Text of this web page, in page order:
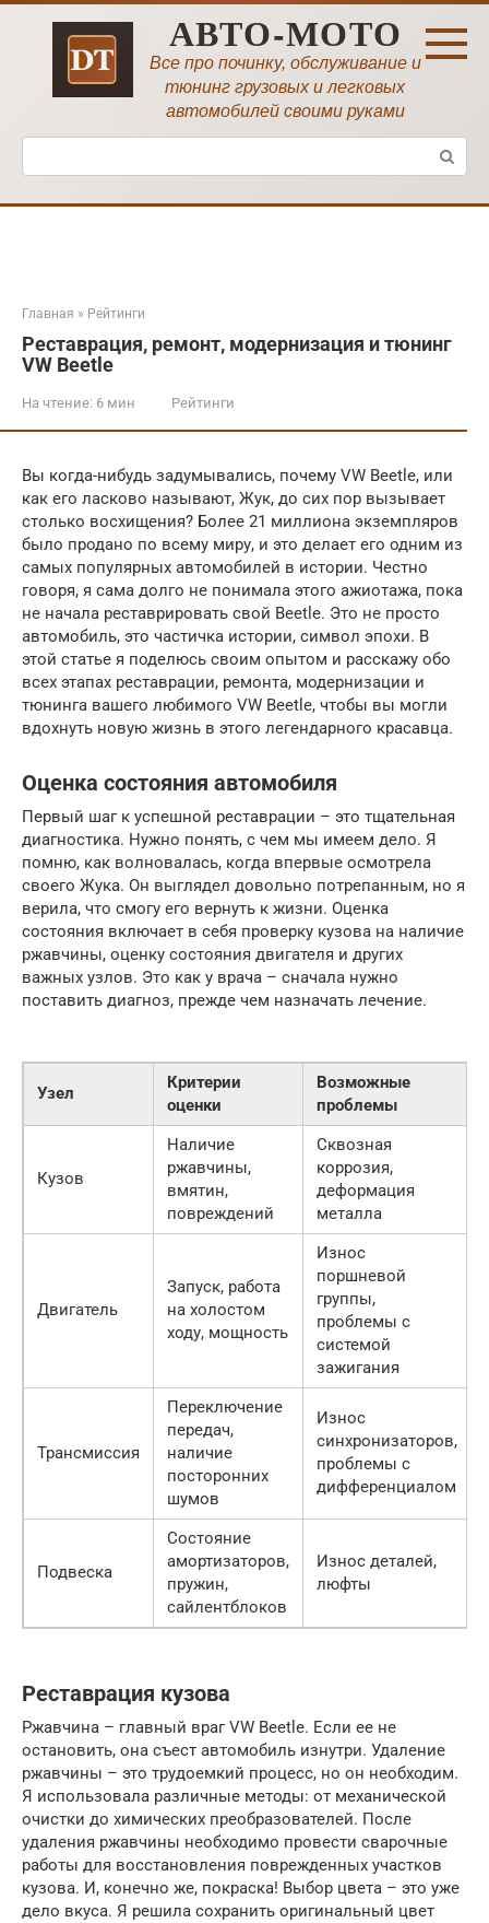
Перейти
АВТО-МОТО
Все про починку, обслуживание и
тюнинг грузовых и легковых
автомобилей своими руками
Поиск:
Главная » Рейтинги
Реставрация, ремонт, модернизация и тюнинг
VW Beetle
На чтение: 6 мин Рейтинги
Вы когда-нибудь задумывались, почему VW Beetle, или
как его ласково называют, Жук, до сих пор вызывает
столько восхищения? Более 21 миллиона экземпляров
было продано по всему миру, и это делает его одним из
самых популярных автомобилей в истории. Честно
говоря, я сама долго не понимала этого ажиотажа, пока
не начала реставрировать свой Beetle. Это не просто
автомобиль, это частичка истории, символ эпохи. В
этой статье я поделюсь своим опытом и расскажу обо
всех этапах реставрации, ремонта, модернизации и
тюнинга вашего любимого VW Beetle, чтобы вы могли
вдохнуть новую жизнь в этого легендарного красавца.
Оценка состояния автомобиля
Первый шаг к успешной реставрации – это тщательная
диагностика. Нужно понять, с чем мы имеем дело. Я
помню, как волновалась, когда впервые осмотрела
своего Жука. Он выглядел довольно потрепанным, но я
верила, что смогу его вернуть к жизни. Оценка
состояния включает в себя проверку кузова на наличие
ржавчины, оценку состояния двигателя и других
важных узлов. Это как у врача – сначала нужно
поставить диагноз, прежде чем назначать лечение.
Узел
Критерии
оценки
Возможные
проблемы
Кузов
Наличие
ржавчины,
вмятин,
повреждений
Сквозная
коррозия,
деформация
металла
Двигатель
Запуск, работа
на холостом
ходу, мощность
Износ
поршневой
группы,
проблемы с
системой
зажигания
Трансмиссия
Переключение
передач,
наличие
посторонних
шумов
Износ
синхронизаторов,
проблемы с
дифференциалом
Подвеска
Состояние
амортизаторов,
пружин,
сайлентблоков
Износ деталей,
люфты
Реставрация кузова
Ржавчина – главный враг VW Beetle. Если ее не
остановить, она съест автомобиль изнутри. Удаление
ржавчины – это трудоемкий процесс, но он необходим.
Я использовала различные методы: от механической
очистки до химических преобразователей. После
удаления ржавчины необходимо провести сварочные
работы для восстановления поврежденных участков
кузова. И, конечно же, покраска! Выбор цвета – это уже
дело вкуса. Я решила сохранить оригинальный цвет